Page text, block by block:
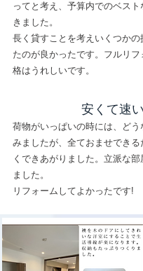
ってと考え、予算内でのベス
きました。
長く貸すことを考えいくつか
たのが良かったです。フルリフ
格はうれしいです。
安くて速
荷物がいっぱいの時には、どう
みましたが、全ておませでき
くできあがりました。立派な部
ました。
​リフォームしてよかったです!